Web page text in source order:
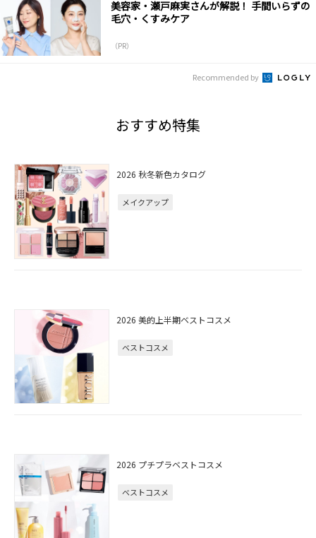
美容家・瀬戸麻実さんが解説！ 手間いらずの
毛穴・くすみケア
（PR）
Recommended by
おすすめ特集
2026 秋冬新色カタログ
メイクアップ
2026 美的上半期ベストコスメ
ベストコスメ
2026 プチプラベストコスメ
ベストコスメ